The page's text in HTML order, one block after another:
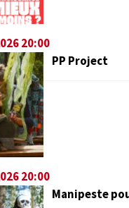
20:00
PP Project
20:00
Manipeste